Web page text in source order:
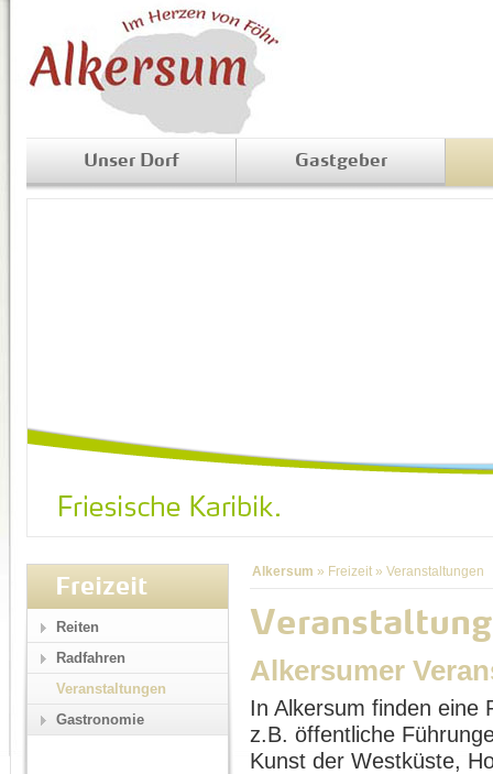
Unser Dorf Gastgeber
Alkersum » Freizeit » Veranstaltungen
Alkersumer
In Alkersum finden eine
z.B. öffentliche
Kunst der Westküste,
Freizeit
Reiten
Radfahren
Veranstaltungen
Gastronomie